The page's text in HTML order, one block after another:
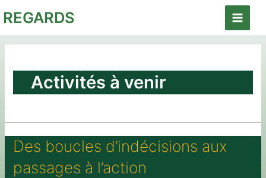
au
contenu
REGARDS
Main
Activités à venir
Des boucles d’indécisions aux
passages à l’action